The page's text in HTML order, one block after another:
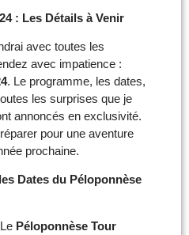
: Les Détails à Venir
avec toutes les
avec impatience :
. Le programme, les dates,
les surprises que je
annoncés en exclusivité.
pour une aventure
prochaine.
Dates du Péloponnèse
Péloponnèse Tour